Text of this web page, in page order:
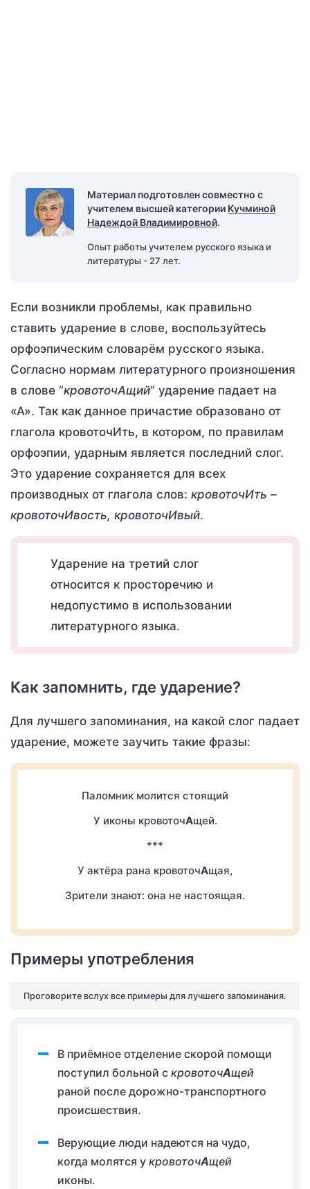
Материал подготовлен совместно с
учителем высшей категории Кучминой
Надеждой Владимировной.
Опыт работы учителем русского языка и
литературы - 27 лет.
Если возникли проблемы, как правильно
ставить ударение в слове, воспользуйтесь
орфоэпическим словарём русского языка.
Согласно нормам литературного произношения
в слове “кровоточАщий” ударение падает на
«А». Так как данное причастие образовано от
глагола кровоточИть, в котором, по правилам
орфоэпии, ударным является последний слог.
Это ударение сохраняется для всех
производных от глагола слов: кровоточИть –
кровоточИвость, кровоточИвый.
Ударение на третий слог
относится к просторечию и
недопустимо в использовании
литературного языка.
Как запомнить, где ударение?
Для лучшего запоминания, на какой слог падает
ударение, можете заучить такие фразы:
Паломник молится стоящий
У иконы кровоточАщей.
***
У актёра рана кровоточАщая,
Зрители знают: она не настоящая.
Примеры употребления
Проговорите вслух все примеры для лучшего запоминания.
В приёмное отделение скорой помощи
поступил больной с кровоточАщей
раной после дорожно-транспортного
происшествия.
Верующие люди надеются на чудо,
когда молятся у кровоточАщей
иконы.